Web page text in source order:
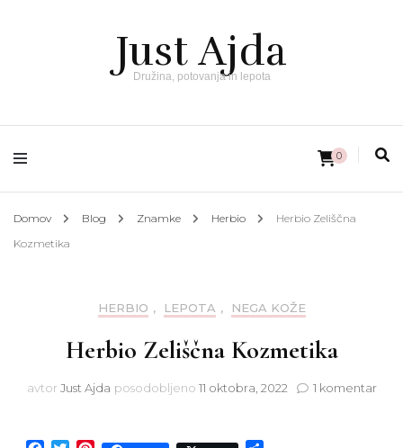
Just Ajda
Družina, potovanja in lepota
0
Domov Blog Znamke Herbio
Herbio Zeliščna
Kozmetika
HERBIO , LEPOTA , NEGA KOŽE
Herbio Zeliščna Kozmetika
avtor Just Ajda posodobljeno 11 oktobra, 2022 1 komentarna